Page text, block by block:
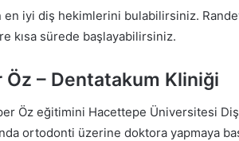
en iyi diş hekimlerini bulabilirsiniz.
kısa sürede başlayabilirsiniz.
Öz – Dentatakum Kliniği
Öz eğitimini Hacettepe Üniversitesi
ortodonti üzerine doktora yapmaya